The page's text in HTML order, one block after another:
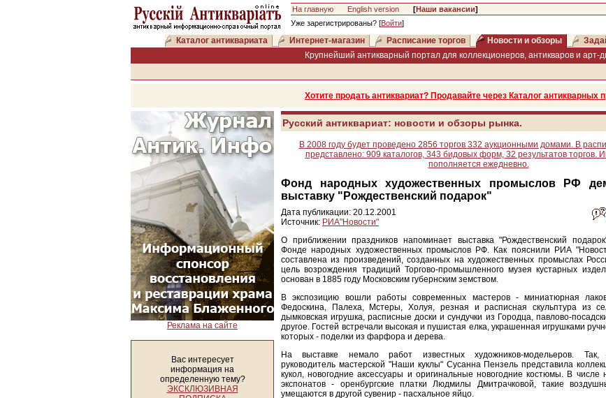
На главную English version [Наши вакансии]
Уже зарегистрированы? [Войти]
Каталог антиквариата Интернет-магазин Расписание торгов Новости и обзоры
Крупнейший антикварный портал для коллекционеров, антикваров и арт-
Хотите продать антиквариат? Продавайте через Каталог антикварных
Реклама на сайте
Вас интересует
информация на
определенную тему?
ЭКСКЛЮЗИВНАЯ
Русский антиквариат: новости и обзоры рынка.
В 2008 году будет проведено 2856 торгов 332 аукционными домами. В
представлено: 909 каталогов, 343 бидовых форм, 32 результатов торгов.
пополняется ежедневно.
Фонд народных художественных промыслов РФ
выставку "Рождественский подарок"
Дата публикации: 20.12.2001
Источник: РИА"Новости"
О приближении праздников напоминает выставка "Рождественский
Фонде народных художественных промыслов РФ. Как пояснили РИА
составлена из произведений, созданных на художественных промыслах
цель возрождения традиций Торгово-промышленного музея кустарных
основан в 1885 году Московским губернским земством.
В экспозицию вошли работы современных мастеров - миниатюрная
Федоскина, Палеха, Мстеры, Холуя, резная и расписная скульптура из
дымковская игрушка, расписные доски и сундучки из Городца, павлово-
другое. Гостей встречали высокая и пушистая елка, украшенная игрушками
которых - поделки из фарфора и дерева.
На выставке немало работ известных художников-модельеров. Так,
руководитель мастерской "Наши куклы" Сусанна Пензель представила
кукол, новогодние аксессуары и оригинальные новогодние костюмы. В числе
экспонатов - оренбургские платки Людмилы Дмитрачковой, такие
умещаются в другой сувенир - пасхальное яйцо.